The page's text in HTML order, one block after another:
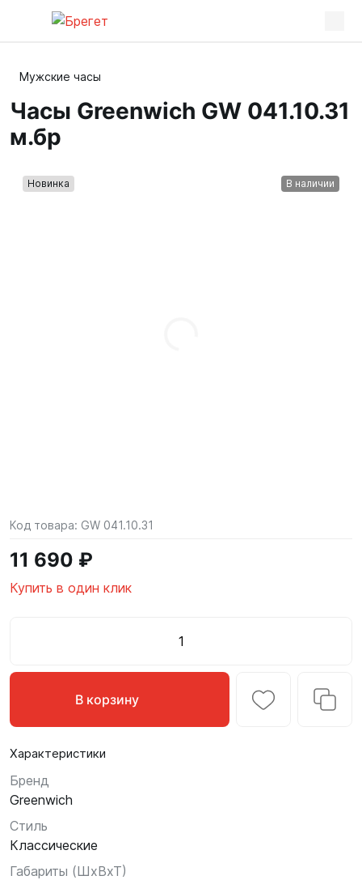
Мужские часы
Часы Greenwich GW 041.10.31
м.бр
Новинка В наличии
Код товара: GW 041.10.31
11 690 ₽
Купить в один клик
В корзину
Характеристики
Бренд
Greenwich
Стиль
Классические
Габариты (ШхВхТ)